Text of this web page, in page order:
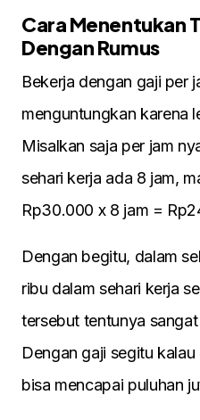
Cara Menentukan
Dengan Rumus
Bekerja dengan gaji per
menguntungkan karena
Misalkan saja per jam
sehari kerja ada 8 jam,
Rp30.000 x 8 jam =
Dengan begitu, dalam
ribu dalam sehari kerja
tersebut tentunya
Dengan gaji segitu
bisa mencapai puluhan